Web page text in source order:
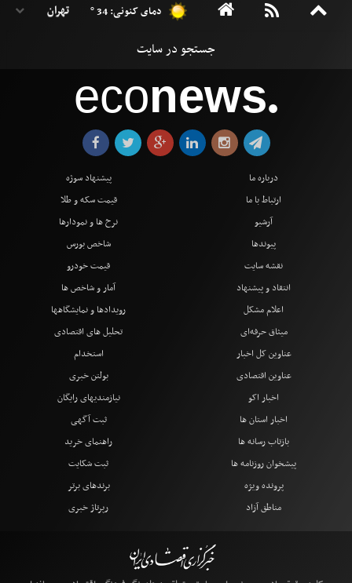
دمای کنونی: 34 °
econews●
درباره ما
ارتباط با ما
آرشیو
پیوندها
نقشه سایت
انتقاد و پیشنهاد
اعلام مشکل
میثاق حرفه‌ای
پیشنهاد سوژه
قیمت سکه و طلا
نرخ ها و نمودارها
شاخص بورس
قیمت خودرو
آمار و شاخص ها
رویدادها و نمایشگاهها
تحلیل های اقتصادی
عناوین کل اخبار
عناوین اقتصادی
اخبار اکو
اخبار استان ها
بازتاب رسانه ها
پیشخوان روزنامه ها
پرونده ویژه
مناطق آزاد
استخدام
بولتن خبری
نیازمندیهای رایگان
ثبت آگهی
راهنمای خرید
ثبت شکایت
برندهای برتر
رپرتاژ خبری